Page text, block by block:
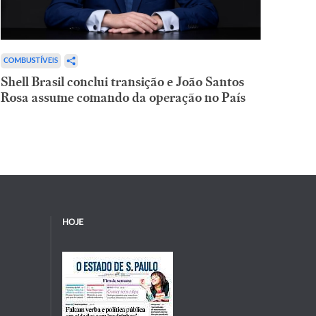
COMBUSTÍVEIS
Shell Brasil conclui transição e João Santos
Rosa assume comando da operação no País
HOJE